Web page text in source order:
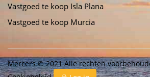
Vastgoed te koop Isla Plana
Vastgoed te koop Murcia
Mercers © 2021 Alle rechten